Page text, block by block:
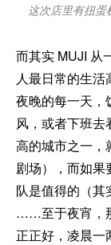
这次店里有扭
而其实 MUJI 从
人最日常的生
夜晚的每一天，
风，或者下班
高的城市之一，
剧场），而如果
队是值得的（其
……至于夜宵，
正正好，凌晨一